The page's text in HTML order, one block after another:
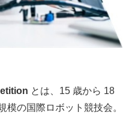
とは、15 歳から 18
模の国際ロボット競技会。